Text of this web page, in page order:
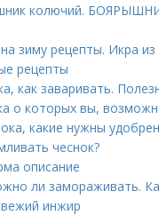
колючий.
зиму рецепты. Икра
рецепты
как заваривать.
о которых вы,
какие нужны
чеснок?
описание
ли замораживать.
инжир